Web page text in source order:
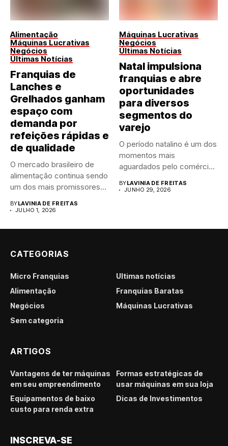
Alimentação
Máquinas Lucrativas
Negócios
Últimas Notícias
Franquias de
Lanches e
Grelhados ganham
espaço com
demanda por
refeições rápidas e
de qualidade
O mercado brasileiro de
alimentação continua sendo
um dos mais promissores
BYLAVINIA DE FREITAS
JULHO 1, 2026
Máquinas Lucrativas
Negócios
Últimas Notícias
Natal impulsiona
franquias e abre
oportunidades
para diversos
segmentos do
varejo
O período natalino é um dos
momentos mais
aguardados pelo comércio
BYLAVINIA DE FREITAS
JUNHO 29, 2026
CATEGORIAS
Micro Franquias
Últimas notícias
Alimentação
Franquias Baratas
Negócios
Máquinas Lucrativas
Sem categoria
ARTIGOS
Vantagens de ter máquinas
em seu empreendimento
Formas estratégicas de
usar máquinas em sua loja
Equipamentos de baixo
custo para renda extra
Dicas de Investimentos
INSCREVA-SE